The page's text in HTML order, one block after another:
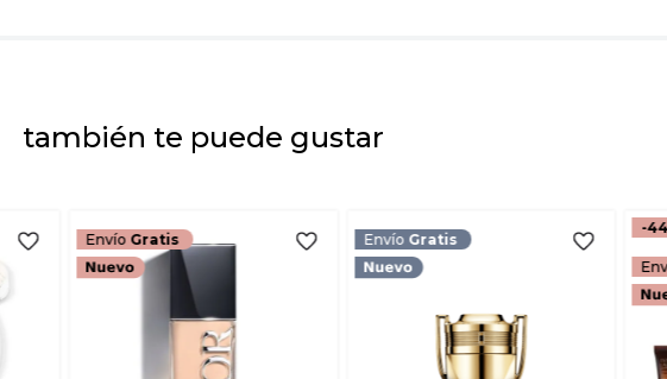
también te puede gustar
Envío Gratis Envío Gratis
-